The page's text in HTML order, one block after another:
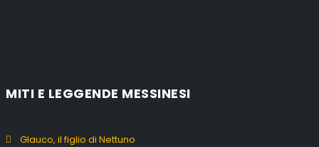
MITI E LEGGENDE MESSINESI
Glauco, il figlio di Nettuno